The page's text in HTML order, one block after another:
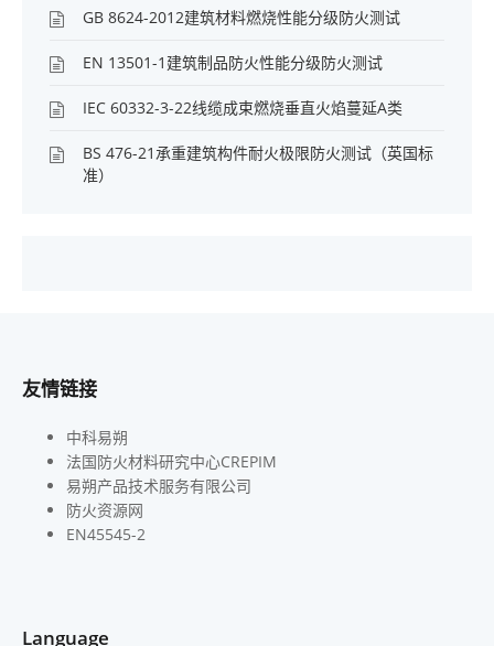
GB 8624-2012建筑材料燃烧性能分级防火测试
EN 13501-1建筑制品防火性能分级防火测试
IEC 60332-3-22线缆成束燃烧垂直火焰蔓延A类
BS 476-21承重建筑构件耐火极限防火测试（英国标
准）
友情链接
中科易朔
法国防火材料研究中心CREPIM
易朔产品技术服务有限公司
防火资源网
EN45545-2
Language